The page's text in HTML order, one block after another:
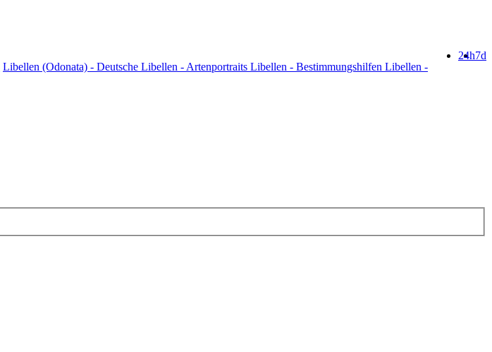
7d
24h
Libellen (Odonata) - Deutsche Libellen - Artenportraits Libellen - Bestimmungshilfen Libellen -